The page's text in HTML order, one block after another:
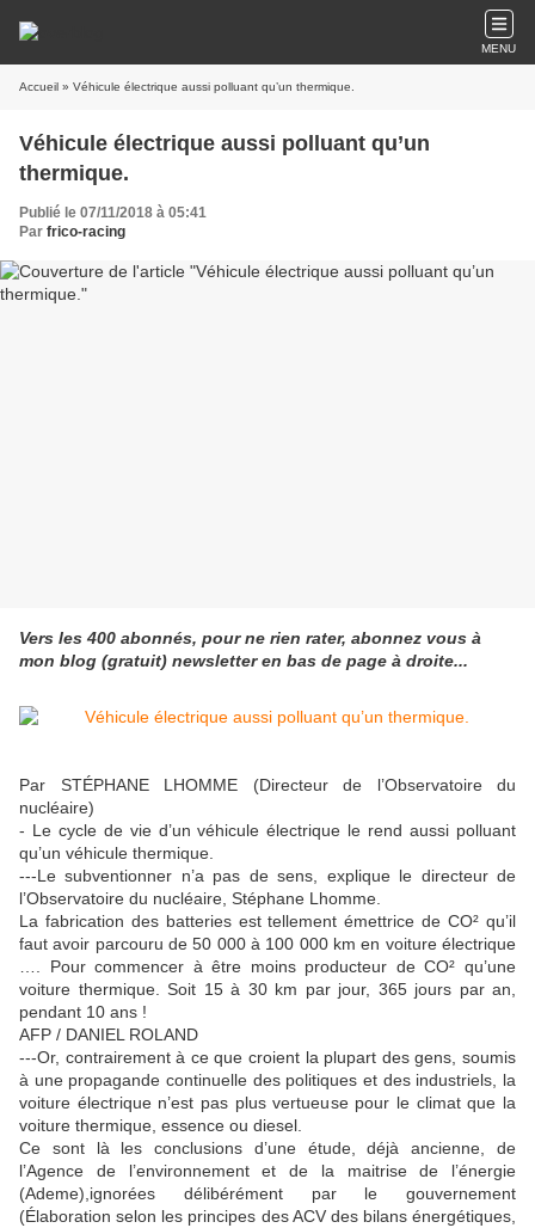
MENU
Accueil » Véhicule électrique aussi polluant qu’un thermique.
Véhicule électrique aussi polluant qu’un
thermique.
Publié le 07/11/2018 à 05:41
Par frico-racing
Vers les 400 abonnés, pour ne rien rater, abonnez vous à
mon blog (gratuit) newsletter en bas de page à droite...
Par STÉPHANE LHOMME (Directeur de l’Observatoire du
nucléaire)
- Le cycle de vie d’un véhicule électrique le rend aussi polluant
qu’un véhicule thermique.
---Le subventionner n’a pas de sens, explique le directeur de
l’Observatoire du nucléaire, Stéphane Lhomme.
La fabrication des batteries est tellement émettrice de CO² qu’il
faut avoir parcouru de 50 000 à 100 000 km en voiture électrique
…. Pour commencer à être moins producteur de CO² qu’une
voiture thermique. Soit 15 à 30 km par jour, 365 jours par an,
pendant 10 ans !
AFP / DANIEL ROLAND
---Or, contrairement à ce que croient la plupart des gens, soumis
à une propagande continuelle des politiques et des industriels, la
voiture électrique n’est pas plus vertueuse pour le climat que la
voiture thermique, essence ou diesel.
Ce sont là les conclusions d’une étude, déjà ancienne, de
l’Agence de l’environnement et de la maitrise de l’énergie
(Ademe),ignorées délibérément par le gouvernement
(Élaboration selon les principes des ACV des bilans énergétiques,